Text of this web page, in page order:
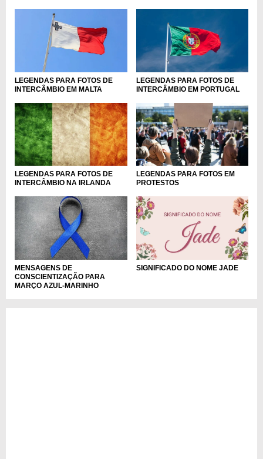
LEGENDAS PARA FOTOS DE
INTERCÂMBIO EM MALTA
LEGENDAS PARA FOTOS DE
INTERCÂMBIO EM PORTUGAL
LEGENDAS PARA FOTOS DE
INTERCÂMBIO NA IRLANDA
LEGENDAS PARA FOTOS EM
PROTESTOS
MENSAGENS DE
CONSCIENTIZAÇÃO PARA
MARÇO AZUL-MARINHO
SIGNIFICADO DO NOME JADE